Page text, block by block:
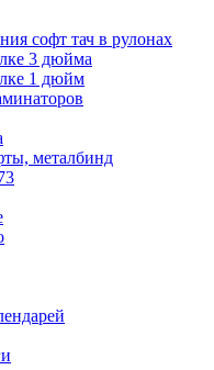
софт тач в рулонах
3 дюйма
1 дюйм
металбинд